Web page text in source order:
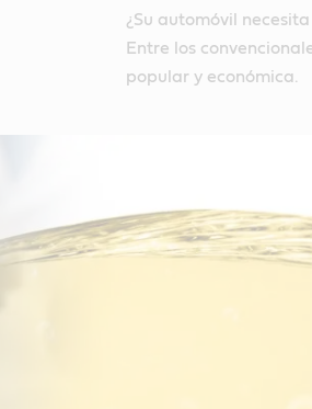
¿Su automóvil
Entre los
popular y económica.